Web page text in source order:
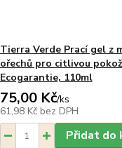
Tierra Verde Prací gel z
ořechů pro citlivou
Ecogarantie, 110ml
75,00 Kč/ks
61,98 Kč bez DPH
Přidat do